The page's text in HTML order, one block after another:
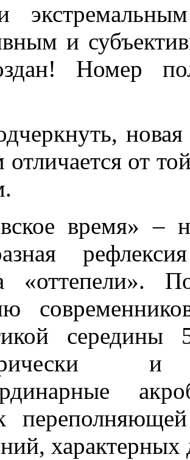
и
Номер
отличается от
время» –
«оттепели».
характерных